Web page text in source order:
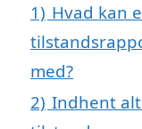
1) Hvad kan
med?
2) Indhent